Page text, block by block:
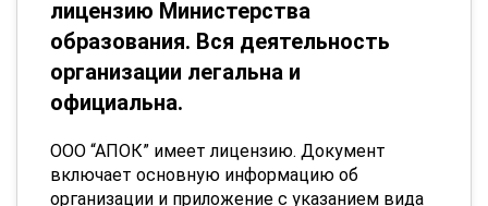
лицензию Министерства
образования. Вся деятельность
организации легальна и
официальна.
ООО “АПОК” имеет лицензию. Документ
включает основную информацию об
организации и приложение с указанием вида